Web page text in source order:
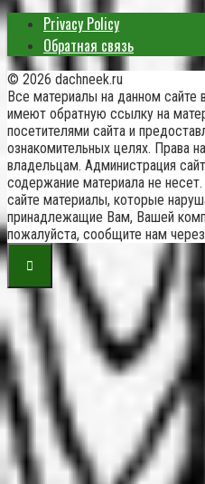
Privacy Policy
Обратная связь
© 2026 dachneek.ru
Все материалы на данном сайте
имеют обратную ссылку на
посетителями сайта и
ознакомительных целях. Права
владельцам. Администрация
содержание материала не
сайте материалы, которые
принадлежащие Вам, Вашей
пожалуйста, сообщите нам